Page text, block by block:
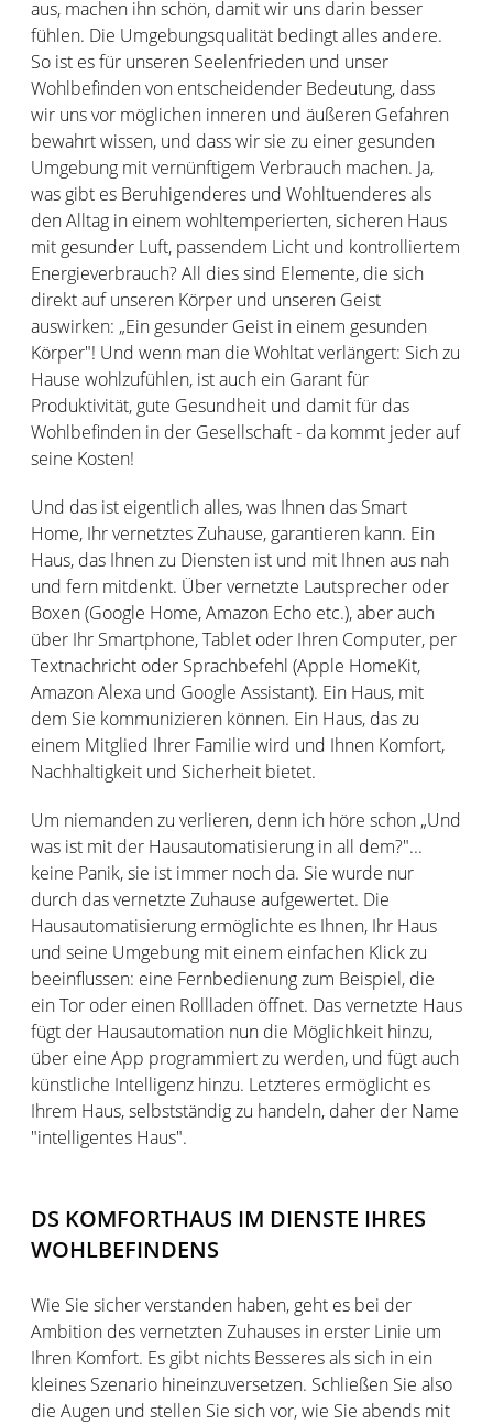
aus, machen ihn schön, damit wir uns darin besser
fühlen. Die Umgebungsqualität bedingt alles andere.
So ist es für unseren Seelenfrieden und unser
Wohlbefinden von entscheidender Bedeutung, dass
wir uns vor möglichen inneren und äußeren Gefahren
bewahrt wissen, und dass wir sie zu einer gesunden
Umgebung mit vernünftigem Verbrauch machen. Ja,
was gibt es Beruhigenderes und Wohltuenderes als
den Alltag in einem wohltemperierten, sicheren Haus
mit gesunder Luft, passendem Licht und kontrolliertem
Energieverbrauch? All dies sind Elemente, die sich
direkt auf unseren Körper und unseren Geist
auswirken: „Ein gesunder Geist in einem gesunden
Körper"! Und wenn man die Wohltat verlängert: Sich zu
Hause wohlzufühlen, ist auch ein Garant für
Produktivität, gute Gesundheit und damit für das
Wohlbefinden in der Gesellschaft - da kommt jeder auf
seine Kosten!
Und das ist eigentlich alles, was Ihnen das Smart
Home, Ihr vernetztes Zuhause, garantieren kann. Ein
Haus, das Ihnen zu Diensten ist und mit Ihnen aus nah
und fern mitdenkt. Über vernetzte Lautsprecher oder
Boxen (Google Home, Amazon Echo etc.), aber auch
über Ihr Smartphone, Tablet oder Ihren Computer, per
Textnachricht oder Sprachbefehl (Apple HomeKit,
Amazon Alexa und Google Assistant). Ein Haus, mit
dem Sie kommunizieren können. Ein Haus, das zu
einem Mitglied Ihrer Familie wird und Ihnen Komfort,
Nachhaltigkeit und Sicherheit bietet.
Um niemanden zu verlieren, denn ich höre schon „Und
was ist mit der Hausautomatisierung in all dem?"...
keine Panik, sie ist immer noch da. Sie wurde nur
durch das vernetzte Zuhause aufgewertet. Die
Hausautomatisierung ermöglichte es Ihnen, Ihr Haus
und seine Umgebung mit einem einfachen Klick zu
beeinflussen: eine Fernbedienung zum Beispiel, die
ein Tor oder einen Rollladen öffnet. Das vernetzte Haus
fügt der Hausautomation nun die Möglichkeit hinzu,
über eine App programmiert zu werden, und fügt auch
künstliche Intelligenz hinzu. Letzteres ermöglicht es
Ihrem Haus, selbstständig zu handeln, daher der Name
"intelligentes Haus".
DS KOMFORTHAUS IM DIENSTE IHRES
WOHLBEFINDENS
Wie Sie sicher verstanden haben, geht es bei der
Ambition des vernetzten Zuhauses in erster Linie um
Ihren Komfort. Es gibt nichts Besseres als sich in ein
kleines Szenario hineinzuversetzen. Schließen Sie also
die Augen und stellen Sie sich vor, wie Sie abends mit